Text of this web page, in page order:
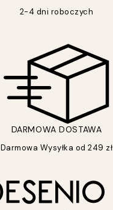
2-4 dni roboczych
DARMOWA DOSTAWA
Darmowa Wysyłka od 249 zł